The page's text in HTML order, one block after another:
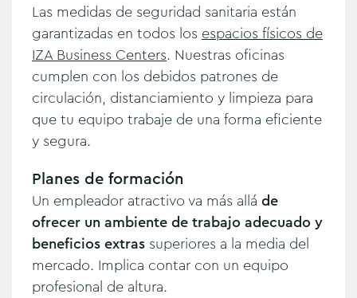
Las medidas de seguridad sanitaria están
garantizadas en todos los espacios físicos de
IZA Business Centers. Nuestras oficinas
cumplen con los debidos patrones de
circulación, distanciamiento y limpieza para
que tu equipo trabaje de una forma eficiente
y segura.
Planes de formación
Un empleador atractivo va más allá de
ofrecer un ambiente de trabajo adecuado y
beneficios extras superiores a la media del
mercado. Implica contar con un equipo
profesional de altura.